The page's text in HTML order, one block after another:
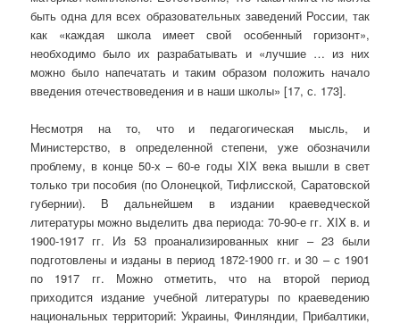
быть одна для всех образовательных заведений России, так
как «каждая школа имеет свой особенный горизонт»,
необходимо было их разрабатывать и «лучшие … из них
можно было напечатать и таким образом положить начало
введения отечествоведения и в наши школы» [17, с. 173].
Несмотря на то, что и педагогическая мысль, и
Министерство, в определенной степени, уже обозначили
проблему, в конце 50-х – 60-е годы XIX века вышли в свет
только три пособия (по Олонецкой, Тифлисской, Саратовской
губернии). В дальнейшем в издании краеведческой
литературы можно выделить два периода: 70-90-е гг. XIX в. и
1900-1917 гг. Из 53 проанализированных книг – 23 были
подготовлены и изданы в период 1872-1900 гг. и 30 – с 1901
по 1917 гг. Можно отметить, что на второй период
приходится издание учебной литературы по краеведению
национальных территорий: Украины, Финляндии, Прибалтики,